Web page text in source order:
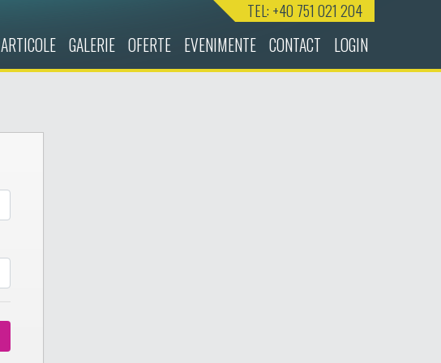
TEL: +40 751 021 204
ARTICOLE GALERIE OFERTE EVENIMENTE CONTACT LOGIN